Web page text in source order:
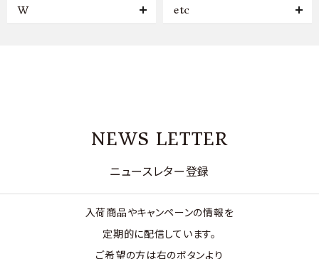
W etc
NEWS LETTER
ニュースレター登録
入荷商品やキャンペーンの情報を
定期的に配信しています。
ご希望の方は右のボタンより